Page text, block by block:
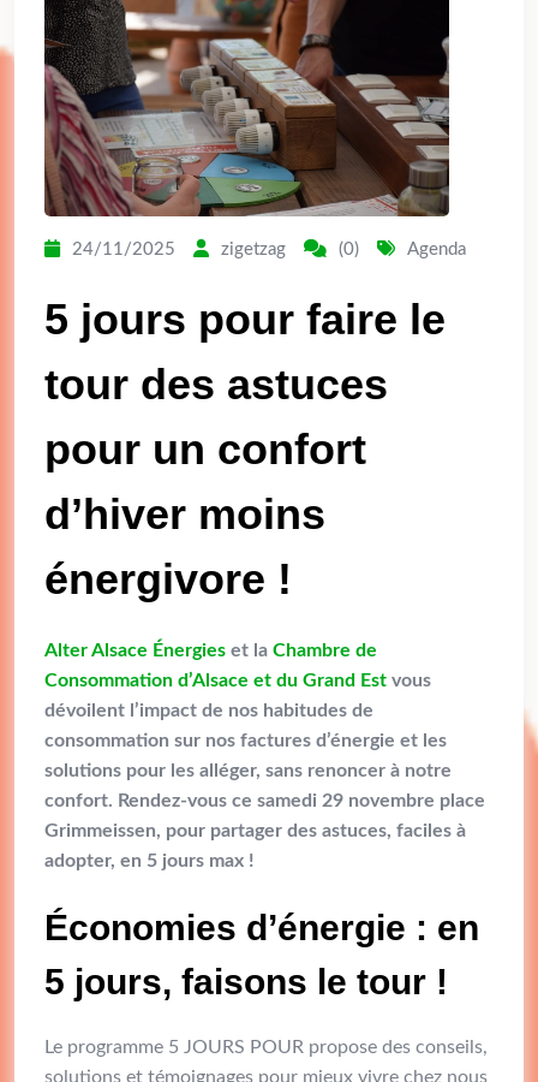
24/11/2025 zigetzag (0) Agenda
5 jours pour faire le
tour des astuces
pour un confort
d’hiver moins
énergivore !
Alter Alsace Énergies et la Chambre de
Consommation d’Alsace et du Grand Est vous
dévoilent l’impact de nos habitudes de
consommation sur nos factures d’énergie et les
solutions pour les alléger, sans renoncer à notre
confort. Rendez-vous ce samedi 29 novembre place
Grimmeissen, pour partager des astuces, faciles à
adopter, en 5 jours max !
Économies d’énergie : en
5 jours, faisons le tour !
Le programme 5 JOURS POUR propose des conseils,
solutions et témoignages pour mieux vivre chez nous